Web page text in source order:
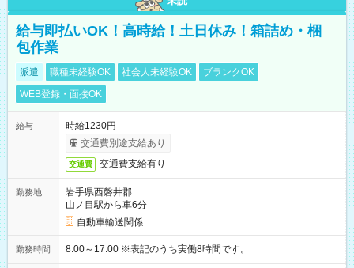
給与即払いOK！高時給！土日休み！箱詰め・梱
包作業
派遣 職種未経験OK 社会人未経験OK
ブランクOK
WEB登録・面接OK
給与
時給1230円
交通費別途支給あり
交通費 交通費支給有り
勤務地
岩手県西磐井郡
山ノ目駅から車6分
自動車輸送関係
勤務時間 8:00～17:00 ※表記のうち実働8時間です。